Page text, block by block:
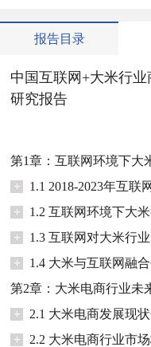
报告目录
中国互联网+大米行
研究报告
第1章：互联网环境下大
+
1.1 2018-2023年互联
+
1.2 互联网环境下大
+
1.3 互联网对大米行
+
1.4 大米与互联网融
第2章：大米电商行业未
+
2.1 大米电商发展现
+
2.2 大米电商行业市